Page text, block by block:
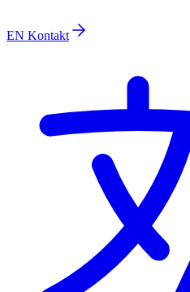
EN Kontakt